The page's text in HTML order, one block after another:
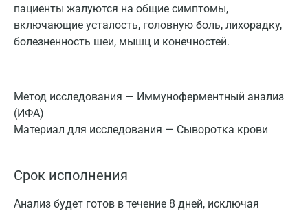
пациенты жалуются на общие симптомы,
включающие усталость, головную боль, лихорадку,
болезненность шеи, мышц и конечностей.
Метод исследования — Иммуноферментный анализ
(ИФА)
Материал для исследования — Сыворотка крови
Срок исполнения
Анализ будет готов в течение 8 дней, исключая